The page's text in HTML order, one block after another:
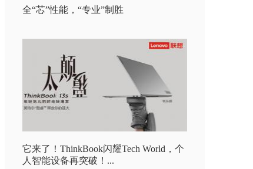
全“芯”性能，“专业”制胜
它来了！ThinkBook闪耀Tech World，个
人智能设备再突破！...